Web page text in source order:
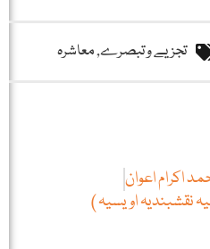
تجزیے و تبصرے,معاشرہ
اکرام اعوان
نقشبندیہ اویسیہ )